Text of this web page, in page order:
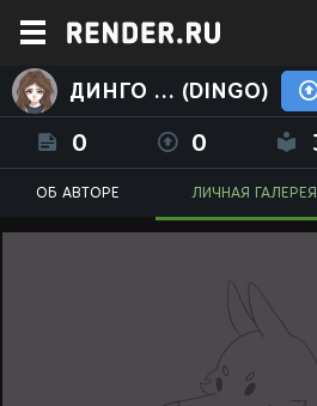
ДИНГО ... (DINGO)
0 0
ОБ АВТОРЕ ЛИЧНАЯ ГАЛЕРЕЯ